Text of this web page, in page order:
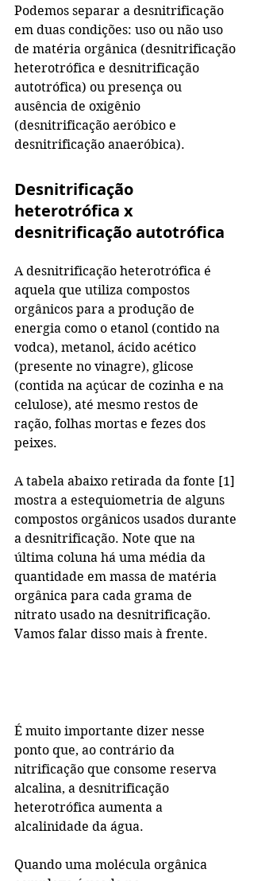
Podemos separar a desnitrificação
em duas condições: uso ou não uso
de matéria orgânica (desnitrificação
heterotrófica e desnitrificação
autotrófica) ou presença ou
ausência de oxigênio
(desnitrificação aeróbico e
desnitrificação anaeróbica).
Desnitrificação
heterotrófica x
desnitrificação autotrófica
A desnitrificação heterotrófica é
aquela que utiliza compostos
orgânicos para a produção de
energia como o etanol (contido na
vodca), metanol, ácido acético
(presente no vinagre), glicose
(contida na açúcar de cozinha e na
celulose), até mesmo restos de
ração, folhas mortas e fezes dos
peixes.
A tabela abaixo retirada da fonte [1]
mostra a estequiometria de alguns
compostos orgânicos usados durante
a desnitrificação. Note que na
última coluna há uma média da
quantidade em massa de matéria
orgânica para cada grama de
nitrato usado na desnitrificação.
Vamos falar disso mais à frente.
É muito importante dizer nesse
ponto que, ao contrário da
nitrificação que consome reserva
alcalina, a desnitrificação
heterotrófica aumenta a
alcalinidade da água.
Quando uma molécula orgânica